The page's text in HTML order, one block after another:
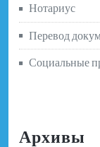
Нотариус
Перевод
Социальные
Архивы